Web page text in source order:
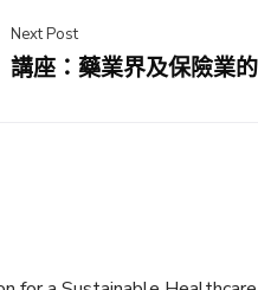
Next Post
講座：藥業界及保險業